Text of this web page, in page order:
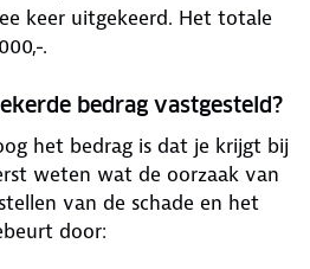
keer uitgekeerd. Het totale
.
bedrag vastgesteld?
het bedrag is dat je krijgt bij
weten wat de oorzaak van
van de schade en het
door: